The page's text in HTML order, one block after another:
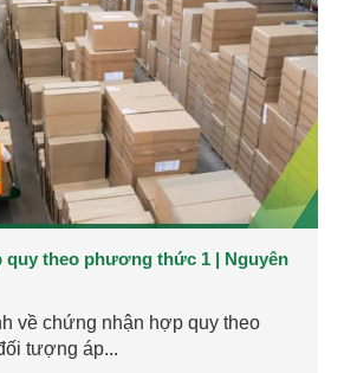
theo phương thức 1 | Nguyên
về chứng nhận hợp quy theo
tượng áp...